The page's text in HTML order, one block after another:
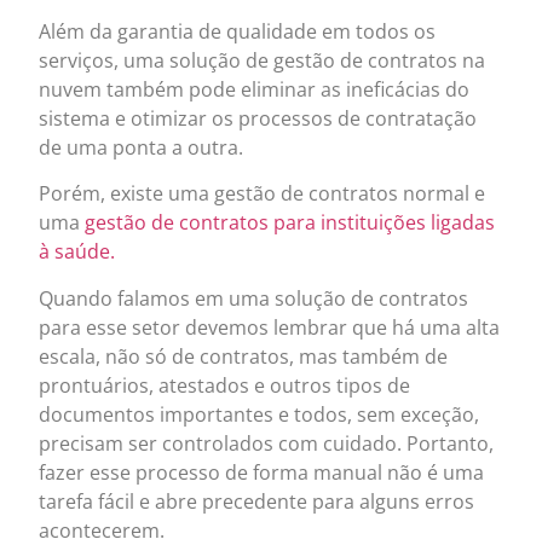
Além da garantia de qualidade em todos os
serviços, uma solução de gestão de contratos na
nuvem também pode eliminar as ineficácias do
sistema e otimizar os processos de contratação
de uma ponta a outra.
Porém, existe uma gestão de contratos normal e
uma gestão de contratos para instituições ligadas
à saúde.
Quando falamos em uma solução de contratos
para esse setor devemos lembrar que há uma alta
escala, não só de contratos, mas também de
prontuários, atestados e outros tipos de
documentos importantes e todos, sem exceção,
precisam ser controlados com cuidado. Portanto,
fazer esse processo de forma manual não é uma
tarefa fácil e abre precedente para alguns erros
acontecerem.